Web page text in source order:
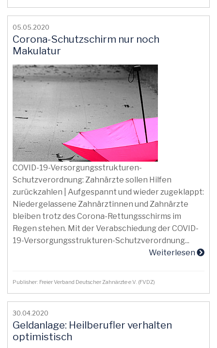
05.05.2020
Corona-Schutzschirm nur noch
Makulatur
COVID-19-Versorgungsstrukturen-
Schutzverordnung: Zahnärzte sollen Hilfen
zurückzahlen | Aufgespannt und wieder zugeklappt:
Niedergelassene Zahnärztinnen und Zahnärzte
bleiben trotz des Corona-Rettungsschirms im
Regen stehen. Mit der Verabschiedung der COVID-
19-Versorgungsstrukturen-Schutzverordnung...
Weiterlesen
Publisher: Freier Verband Deutscher Zahnärzte e.V. (FVDZ)
30.04.2020
Geldanlage: Heilberufler verhalten
optimistisch